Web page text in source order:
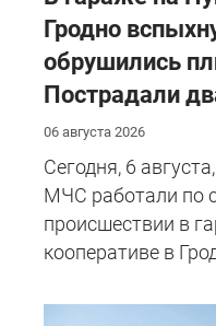
Гродно
обрушились
Пострадали
06 августа 2026
Сегодня, 6
МЧС работали по
происшествии в
кооперативе в